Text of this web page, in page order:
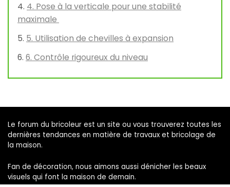
4. Pose à la verticale pour une stabilité
maximale
5. Utilisation de chevilles à expansion
6. Contrôle rigoureux du niveau
Le forum du bricoleur est un site ou vous trouverez toutes les
dernières tendances en matière de travaux et bricolage de
la maison.
Fan de décoration, nous aimons aussi dénicher les beaux
visuels qui font la maison de demain.